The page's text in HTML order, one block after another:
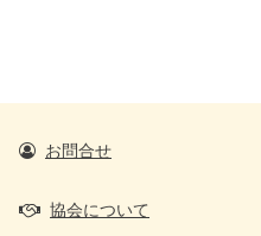
お問合せ
協会について